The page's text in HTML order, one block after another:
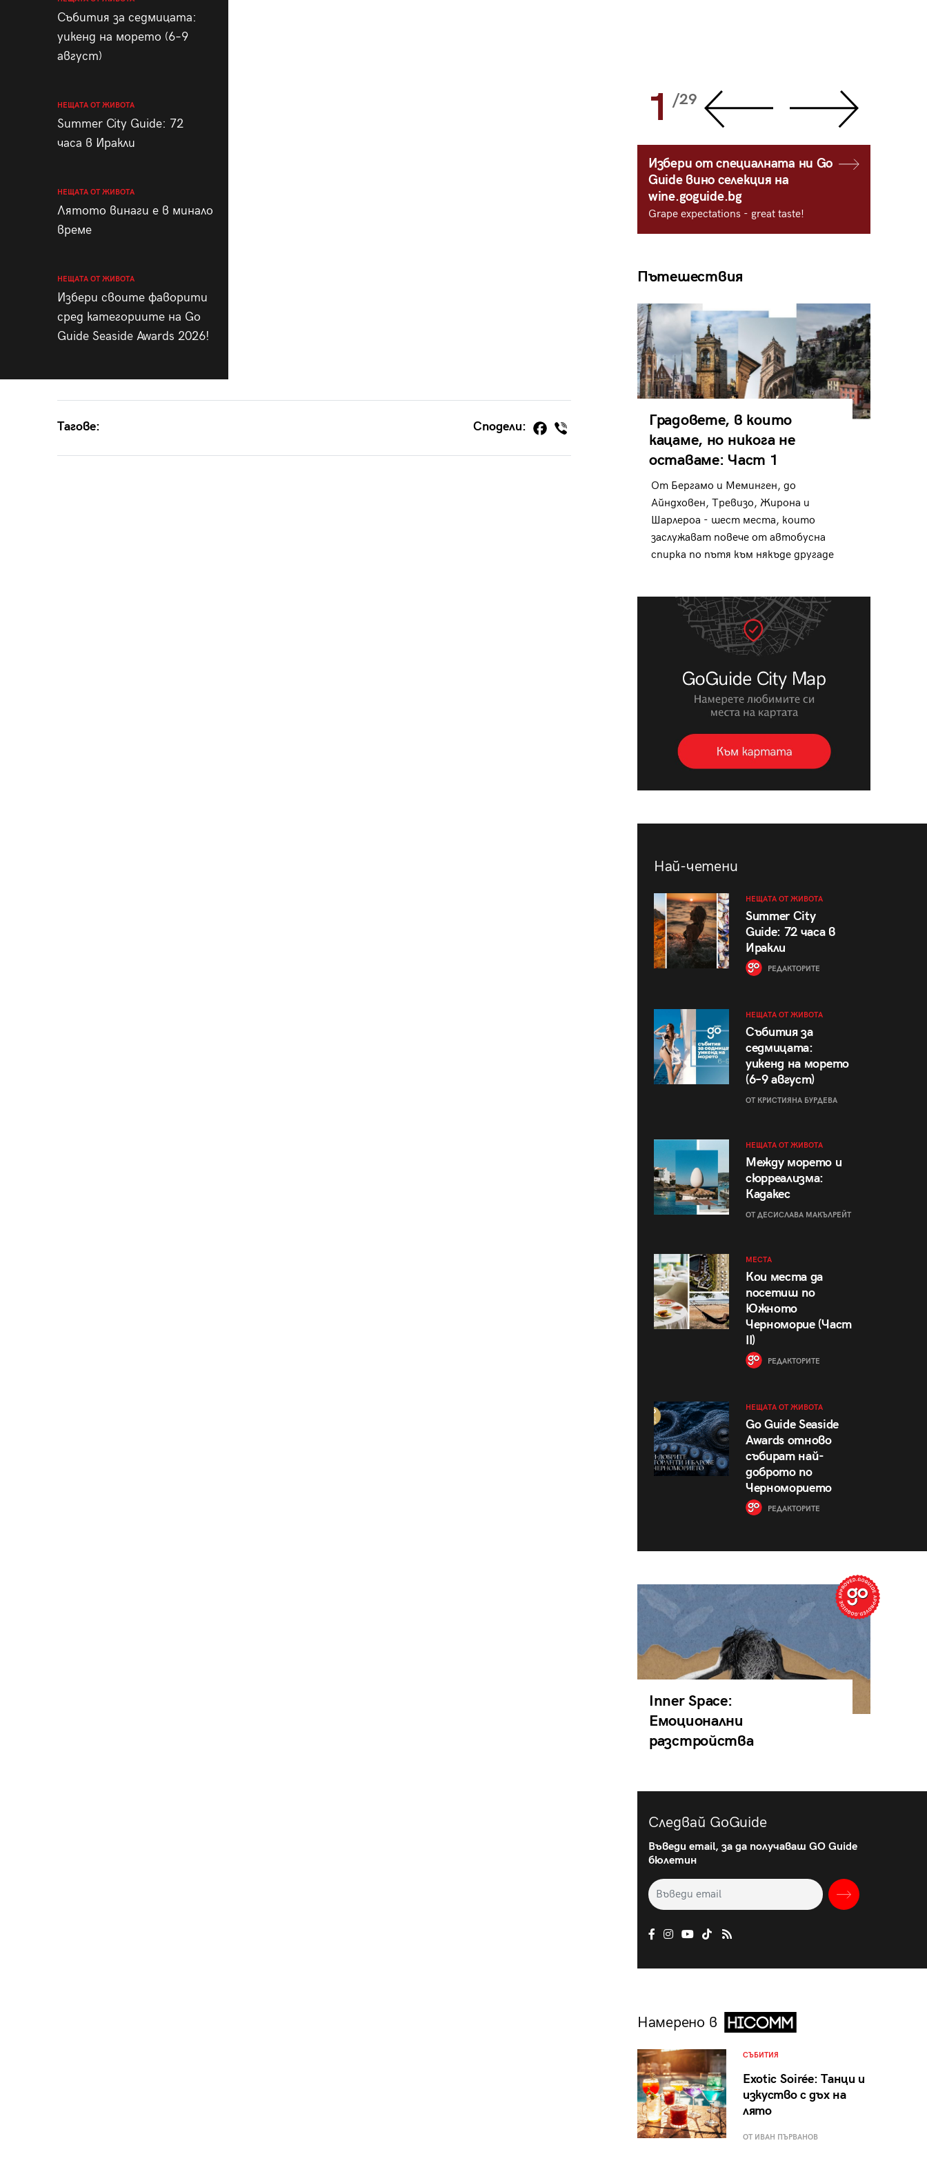
Събития за седмицата:
уикенд на морето (6–9
август)
НЕЩАТА ОТ ЖИВОТА
Summer City Guide: 72
часа в Иракли
НЕЩАТА ОТ ЖИВОТА
Лятото винаги е в минало
време
НЕЩАТА ОТ ЖИВОТА
Избери своите фаворити
сред категориите на Go
Guide Seaside Awards 2026!
Тагове: Сподели:
28 1 /29
Избери от специалната ни Go
Guide вино селекция на
wine.goguide.bg
Grape expectations - great taste!
Пътешествия
Градовете, в които
кацаме, но никога не
оставаме: Част 1
От Бергамо и Меминген, до
Айндховен, Тревизо, Жирона и
Шарлероа - шест места, които
заслужават повече от автобусна
спирка по пътя към някъде другаде
Най-четени
НЕЩАТА ОТ ЖИВОТА
Summer City
Guide: 72 часа в
Иракли
РЕДАКТОРИТЕ
НЕЩАТА ОТ ЖИВОТА
Събития за
седмицата:
уикенд на морето
(6–9 август)
ОТ КРИСТИЯНА БУРДЕВА
НЕЩАТА ОТ ЖИВОТА
Между морето и
сюрреализма:
Кадакес
ОТ ДЕСИСЛАВА МАКЪЛРЕЙТ
МЕСТА
Кои места да
посетиш по
Южното
Черноморие (Част
II)
РЕДАКТОРИТЕ
НЕЩАТА ОТ ЖИВОТА
Go Guide Seaside
Awards отново
събират най-
доброто по
Черноморието
РЕДАКТОРИТЕ
Inner Space:
Емоционални
разстройства
Следвай GoGuide
Въведи email, за да получаваш GO Guide
бюлетин
Намерено в
СЪБИТИЯ
Exotic Soirée: Танци и
изкуство с дъх на
лято
ОТ ИВАН ПЪРВАНОВ